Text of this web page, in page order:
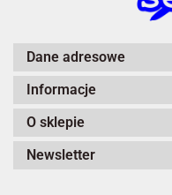
Dane adresowe
Informacje
O sklepie
Newsletter